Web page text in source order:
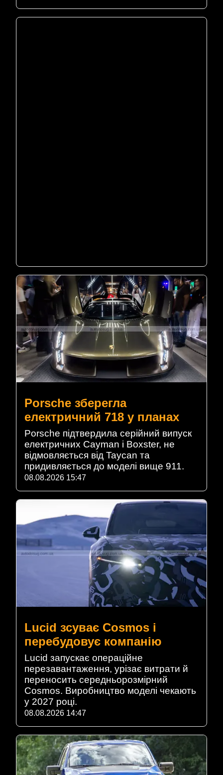
Porsche зберегла
електричний 718 у планах
Porsche підтвердила серійний випуск
електричних Cayman і Boxster, не
відмовляється від Taycan та
придивляється до моделі вище 911.
08.08.2026 15:47
Lucid зсуває Cosmos і
перебудовує компанію
Lucid запускає операційне
перезавантаження, урізає витрати й
переносить середньорозмірний
Cosmos. Виробництво моделі чекають
у 2027 році.
08.08.2026 14:47